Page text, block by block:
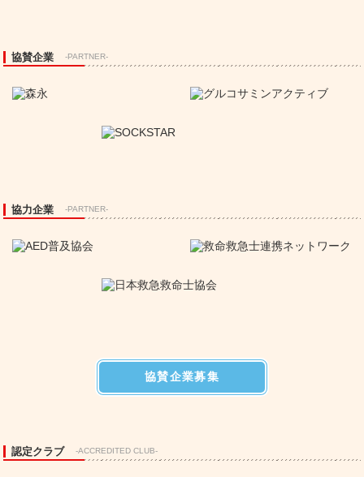
協賛企業 -PARTNER-
協力企業 -PARTNER-
協賛企業募集
認定クラブ -ACCREDITED CLUB-